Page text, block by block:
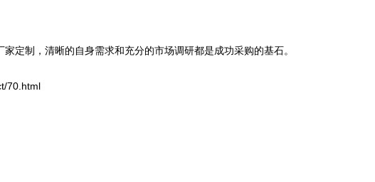
定制，清晰的自身需求和充分的市场调研都是成功采购的基石。
70.html